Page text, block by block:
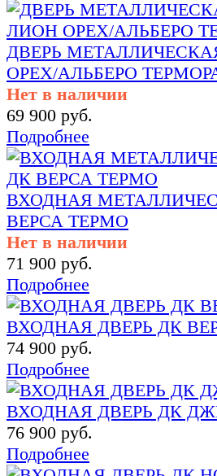
ДВЕРЬ
ОРЕХ/АЛЬБЕРО
Нет в наличии
69 900 руб.
Подробнее
ВХОДНАЯ
ВЕРСА ТЕРМО
Нет в наличии
71 900 руб.
Подробнее
ВХОДНАЯ ДВЕРЬ ДК
74 900 руб.
Подробнее
ВХОДНАЯ ДВЕРЬ ДК
76 900 руб.
Подробнее